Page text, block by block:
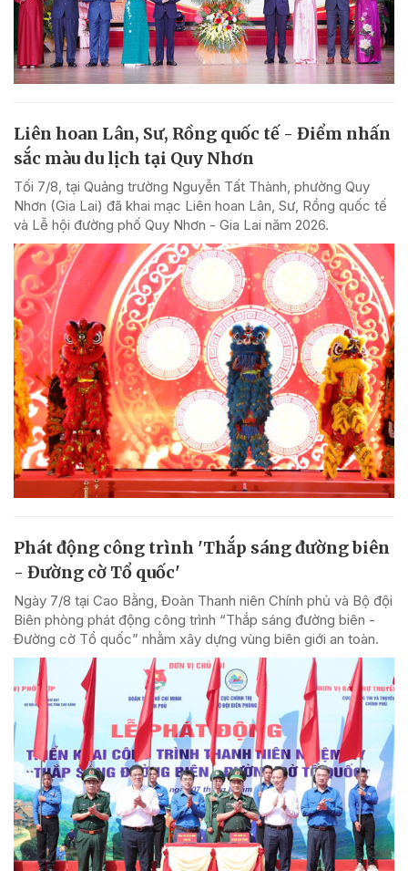
Liên hoan Lân, Sư, Rồng quốc tế - Điểm nhấn
sắc màu du lịch tại Quy Nhơn
Tối 7/8, tại Quảng trường Nguyễn Tất Thành, phường Quy
Nhơn (Gia Lai) đã khai mạc Liên hoan Lân, Sư, Rồng quốc tế
và Lễ hội đường phố Quy Nhơn - Gia Lai năm 2026.
Phát động công trình 'Thắp sáng đường biên
- Đường cờ Tổ quốc'
Ngày 7/8 tại Cao Bằng, Đoàn Thanh niên Chính phủ và Bộ đội
Biên phòng phát động công trình “Thắp sáng đường biên -
Đường cờ Tổ quốc” nhằm xây dựng vùng biên giới an toàn.